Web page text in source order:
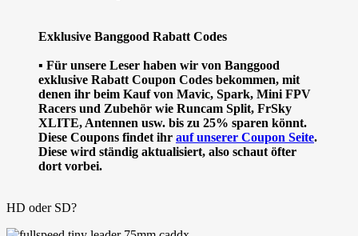
Exklusive Banggood Rabatt Codes
▪ Für unsere Leser haben wir von Banggood
exklusive Rabatt Coupon Codes bekommen, mit
denen ihr beim Kauf von Mavic, Spark, Mini FPV
Racers und Zubehör wie Runcam Split, FrSky
XLITE, Antennen usw. bis zu 25% sparen könnt.
Diese Coupons findet ihr auf unserer Coupon Seite.
Diese wird ständig aktualisiert, also schaut öfter
dort vorbei.
HD oder SD?